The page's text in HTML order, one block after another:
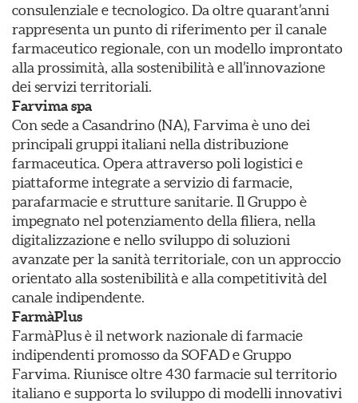
consulenziale e tecnologico. Da oltre quarant’anni
rappresenta un punto di riferimento per il canale
farmaceutico regionale, con un modello improntato
alla prossimità, alla sostenibilità e all’innovazione
dei servizi territoriali.
Farvima spa
Con sede a Casandrino (NA), Farvima è uno dei
principali gruppi italiani nella distribuzione
farmaceutica. Opera attraverso poli logistici e
piattaforme integrate a servizio di farmacie,
parafarmacie e strutture sanitarie. Il Gruppo è
impegnato nel potenziamento della filiera, nella
digitalizzazione e nello sviluppo di soluzioni
avanzate per la sanità territoriale, con un approccio
orientato alla sostenibilità e alla competitività del
canale indipendente.
FarmàPlus
FarmàPlus è il network nazionale di farmacie
indipendenti promosso da SOFAD e Gruppo
Farvima. Riunisce oltre 430 farmacie sul territorio
italiano e supporta lo sviluppo di modelli innovativi